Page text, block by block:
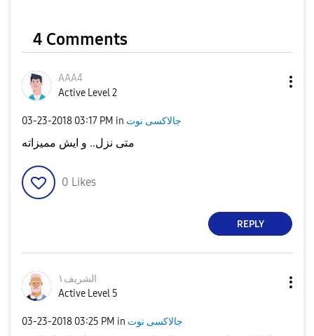
4 Comments
AAA4
Active Level 2
‎03-23-2018 03:17 PM in جالاكسى نوت
متى نزل.. و ايش مميزاته
0 Likes
REPLY
الشريف١
Active Level 5
‎03-23-2018 03:25 PM in جالاكسى نوت